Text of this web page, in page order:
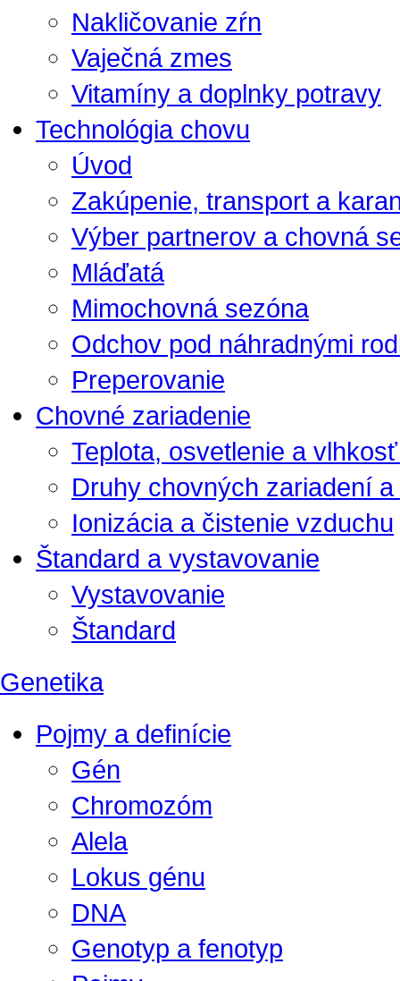
Nakličovanie zŕn
Vaječná zmes
Vitamíny a doplnky potravy
Technológia chovu
Úvod
Zakúpenie, transport a
Výber partnerov a chovná
Mláďatá
Mimochovná sezóna
Odchov pod náhradnými
Preperovanie
Chovné zariadenie
Teplota, osvetlenie a
Druhy chovných zariadení
Ionizácia a čistenie vzduchu
Štandard a vystavovanie
Vystavovanie
Štandard
Genetika
Pojmy a definície
Gén
Chromozóm
Alela
Lokus génu
DNA
Genotyp a fenotyp